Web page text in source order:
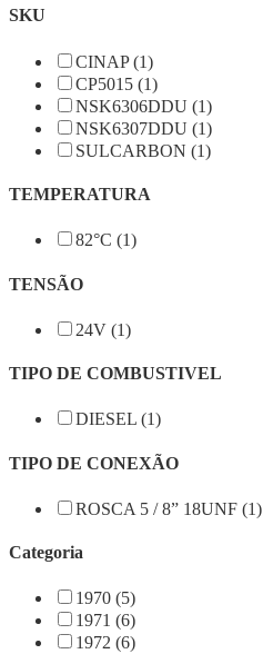
SKU
CINAP (1)
CP5015 (1)
NSK6306DDU (1)
NSK6307DDU (1)
SULCARBON (1)
TEMPERATURA
82°C (1)
TENSÃO
24V (1)
TIPO DE COMBUSTIVEL
DIESEL (1)
TIPO DE CONEXÃO
ROSCA 5 / 8” 18UNF (1)
Categoria
1970 (5)
1971 (6)
1972 (6)